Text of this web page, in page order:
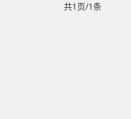
共1页/1条